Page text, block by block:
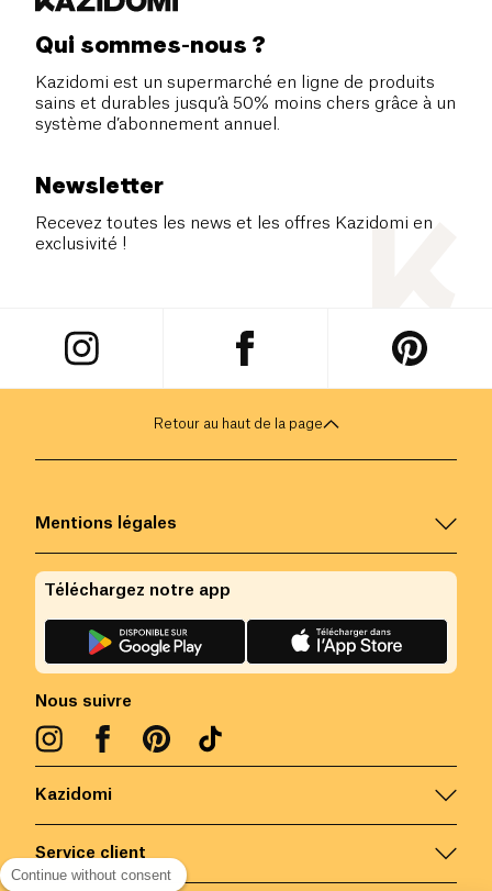
Qui sommes-nous ?
Kazidomi est un supermarché en ligne de produits
sains et durables jusqu’à 50% moins chers grâce à un
système d’abonnement annuel.
Newsletter
Recevez toutes les news et les offres Kazidomi en
exclusivité !
Retour au haut de la page
Kazidomi
Service client
Mentions légales
Nous suivre
Téléchargez notre app
Continue without consent